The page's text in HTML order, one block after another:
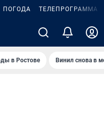
ПОГОДА ТЕЛЕПРОГРАММА
в Ростове Винил снова в